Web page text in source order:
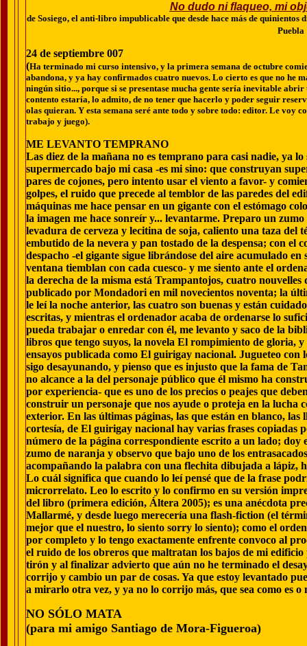
No dudo ni flaqueo, mi
de Sosiego, el anti-libro impublicable que desde hace más de
Puebla
24 de septiembre 007
(Ha terminado mi curso intensivo, y la primera semana de octubre
abandona, y ya hay confirmados cuatro nuevos. Lo cierto es que no he
ningún sitio..., porque si se presentase mucha gente sería inevitable
contento estaría, lo admito, de no tener que hacerlo y poder seguir
olas quieran. Y esta semana seré ante todo y sobre todo: editor. Le voy
trabajo y juego).
ME LEVANTO TEMPRANO
Las diez de la mañana no es temprano para casi nadie, ya
supermercado bajo mi casa -es mi sino: que construyan
pares de cojones, pero intento usar el viento a favor- y
golpes, el ruido que precede al temblor de las paredes del
máquinas me hace pensar en un gigante con el estómago
la imagen me hace sonreír y... levantarme. Preparo un
levadura de cerveza y lecitina de soja, caliento una taza del
embutido de la nevera y pan tostado de la despensa; con
despacho -el gigante sigue librándose del aire acumulado
ventana tiemblan con cada cuesco- y me siento ante el
la derecha de la misma está Trampantojos, cuatro
publicado por Mondadori en mil novecientos noventa; la
le leí la noche anterior, las cuatro son buenas y están
escritas, y mientras el ordenador acaba de ordenarse lo
pueda trabajar o enredar con él, me levanto y saco de la
libros que tengo suyos, la novela El rompimiento de gloria, y
ensayos publicada como El guirigay nacional. Jugueteo con
sigo desayunando, y pienso que es injusto que la fama de
no alcance a la del personaje público que él mismo ha
por experiencia- que es uno de los precios o peajes que
construir un personaje que nos ayude o proteja en la lucha
exterior. En las últimas páginas, las que están en blanco, las
cortesía, de El guirigay nacional hay varias frases copiadas
número de la página correspondiente escrito a un lado; doy
zumo de naranja y observo que bajo uno de los
acompañando la palabra con una flechita dibujada a lápiz,
Lo cuál significa que cuando lo leí pensé que de la frase
microrrelato. Leo lo escrito y lo confirmo en su versión
del libro (primera edición, Áltera 2005); es una anécdota
Mallarmé, y desde luego merecería una flash-fiction (el
mejor que el nuestro, lo siento sorry lo siento); como el
por completo y lo tengo exactamente enfrente convoco al
el ruido de los obreros que maltratan los bajos de mi
tirón y al finalizar advierto que aún no he terminado el
corrijo y cambio un par de cosas. Ya que estoy levantado
a mirarlo otra vez, y ya no lo corrijo más, que sea como es o
NO SÓLO MATA
(para mi amigo Santiago de Mora-Figueroa)